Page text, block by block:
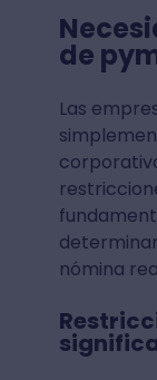
de
Las
nómina